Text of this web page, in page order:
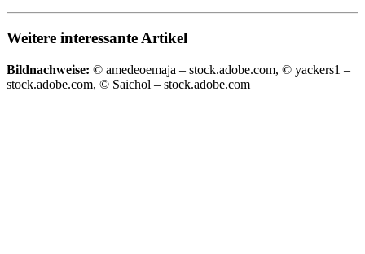
Weitere interessante Artikel
Bildnachweise: © amedeoemaja – stock.adobe.com, © yackers1 –
stock.adobe.com, © Saichol – stock.adobe.com